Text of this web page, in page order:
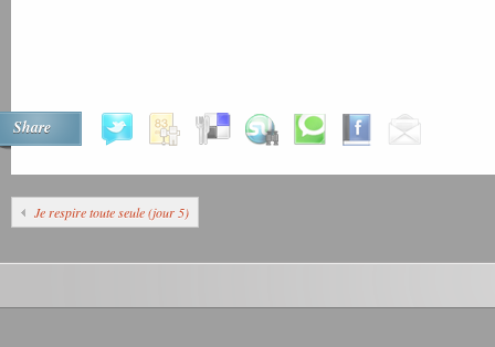
Share
Je respire toute seule (jour 5)